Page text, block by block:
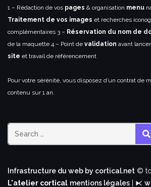
1 – Rédaction de vos pages & organisation menu
Traitement de vos images et recherches
complémentaires 3 – Réservation du nom de
de la maquette 4 – Point de validation avant
site et travail de référencement
Pour votre sérénité, vous disposez d’un contrat de
contenu sur 1 an.
Infrastructure du web by cortical.net ©
L'atelier cortical mentions légales | ⧔